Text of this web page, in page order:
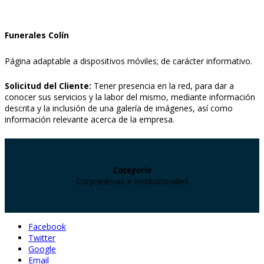
Funerales Colín
Página adaptable a dispositivos móviles; de carácter informativo.
Solicitud del Cliente: Tener presencia en la red, para dar a
conocer sus servicios y la labor del mismo, mediante información
descrita y la inclusión de una galería de imágenes, así como
información relevante acerca de la empresa.
Categoría
Corporativas e institucionales
Facebook
Twitter
Google
Email